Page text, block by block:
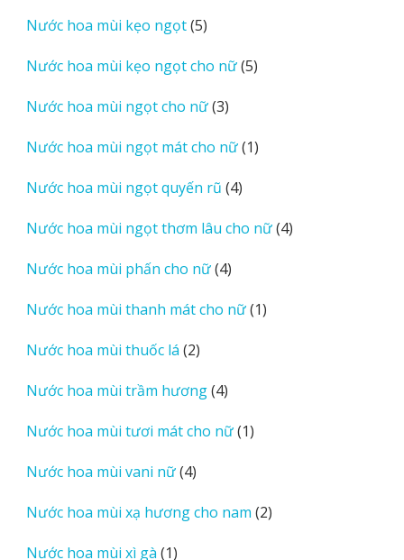
Nước hoa mùi kẹo ngọt 55
phẩm
Nước hoa mùi kẹo ngọt cho nữ 55
Nước hoa mùi ngọt cho nữ 33
phẩm
Nước hoa mùi ngọt mát cho nữ 11
Nước hoa mùi ngọt quyến rũ 44
phẩm
Nước hoa mùi ngọt thơm lâu cho nữ 44
Nước hoa mùi phấn cho nữ 44
phẩm
Nước hoa mùi thanh mát cho nữ 11
Nước hoa mùi thuốc lá 22
phẩm
Nước hoa mùi trầm hương 44
phẩm
Nước hoa mùi tươi mát cho nữ 11
Nước hoa mùi vani nữ 44
phẩm
Nước hoa mùi xạ hương cho nam 22
Nước hoa mùi xì gà 11